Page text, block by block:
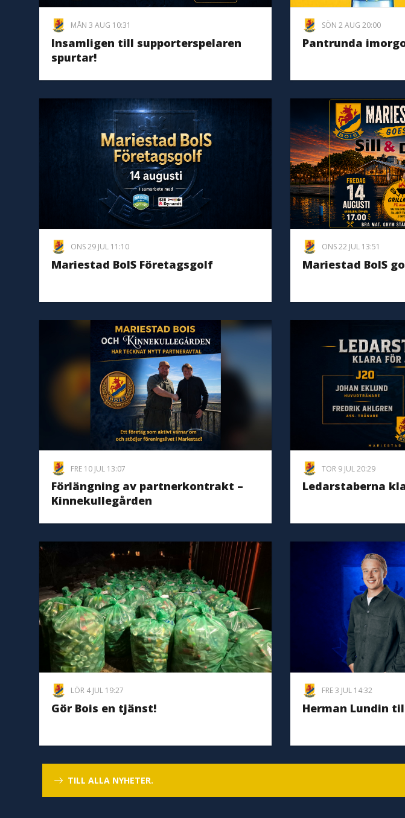
MÅN 3 AUG 10:31
Insamligen till supporterspelaren
spurtar!
SÖN 2 AUG 20:00
Pantrunda
ONS 29 JUL 11:10
Mariestad BoIS Företagsgolf
ONS 22 JUL 13:51
Mariestad BoIS
FRE 10 JUL 13:07
Förlängning av partnerkontrakt –
Kinnekullegården
TOR 9 JUL 20:29
Ledarstaberna
LÖR 4 JUL 19:27
Gör Bois en tjänst!
FRE 3 JUL 14:32
Herman Lundin
TILL ALLA NYHETER.